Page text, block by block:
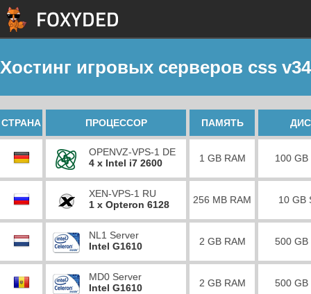
Хостинг игровых серверов css v34
СТРАНА ПРОЦЕССОР ПАМЯТЬ
OPENVZ-VPS-1 DE
4 x Intel i7 2600
1 GB RAM 100 GB
XEN-VPS-1 RU
1 x Opteron 6128
256 MB RAM 10 GB
NL1 Server
Intel G1610
2 GB RAM 500 GB
MD0 Server
Intel G1610
2 GB RAM 500 GB